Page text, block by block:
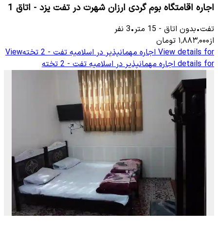
اجاره اقامتگاه بوم گردی ارزان شهرت در تفت یزد - اتاق 1
تفت•بدون اتاق -
15 متر•
3 نفر
از۱٬۸۸۳٬۰۰۰ تومان
View details for اجاره مهمانپذیر در اسلامیه تفت - 2 تخته
View
details for اجاره مهمانپذیر در اسلامیه تفت - 2 تخته